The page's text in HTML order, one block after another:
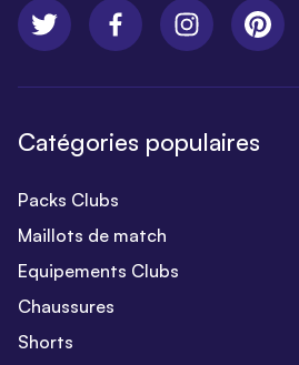
Catégories populaires
Packs Clubs
Maillots de match
Equipements Clubs
Chaussures
Shorts